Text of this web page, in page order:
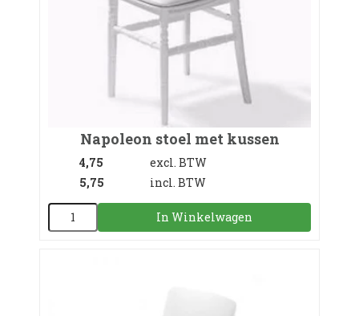
Napoleon stoel met kussen
4,75
excl. BTW
5,75
incl. BTW
In Winkelwagen